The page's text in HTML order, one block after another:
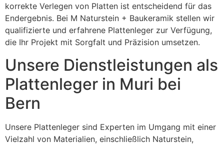
korrekte Verlegen von Platten ist entscheidend für das
Endergebnis. Bei M Naturstein + Baukeramik stellen wir
qualifizierte und erfahrene Plattenleger zur Verfügung,
die Ihr Projekt mit Sorgfalt und Präzision umsetzen.
Unsere Dienstleistungen als
Plattenleger in Muri bei
Bern
Unsere Plattenleger sind Experten im Umgang mit einer
Vielzahl von Materialien, einschließlich Naturstein,